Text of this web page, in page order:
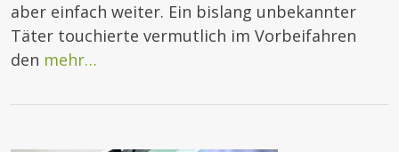
aber einfach weiter. Ein bislang unbekannter
Täter touchierte vermutlich im Vorbeifahren
den mehr…